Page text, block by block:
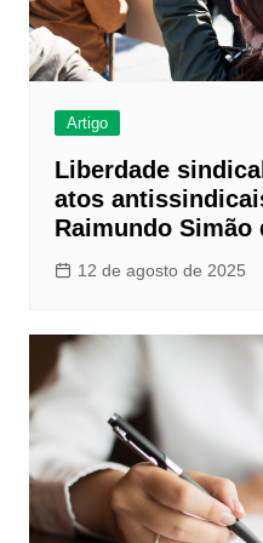
Artigo
Liberdade
atos
Raimundo Simão
12 de agosto de 2025